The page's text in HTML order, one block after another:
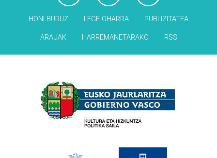
HONI BURUZ LEGE OHARRA PUBLIZITATEA
ARAUAK HARREMANETARAKO RSS